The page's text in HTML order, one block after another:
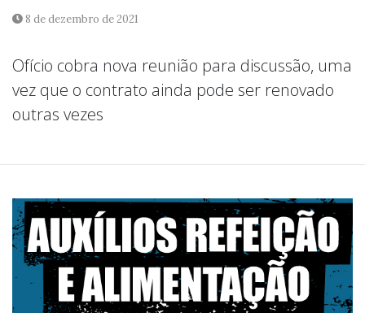
8 de dezembro de 2021
Ofício cobra nova reunião para discussão, uma
vez que o contrato ainda pode ser renovado
outras vezes